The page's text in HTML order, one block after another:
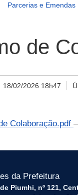
Inicial
Parcerias e
de
18/02/2026 18h47
Colaboração.pdf
da Prefeitura
Piumhi, nº 121,